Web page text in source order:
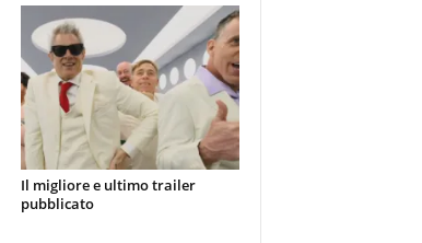
Il migliore e ultimo trailer
pubblicato